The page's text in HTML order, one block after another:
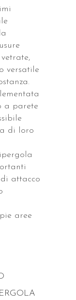
versatile
a parete
di loro
attacco
aree